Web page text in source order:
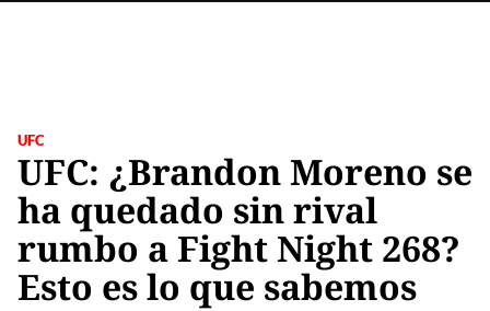
UFC
UFC: ¿Brandon Moreno se
ha quedado sin rival
rumbo a Fight Night 268?
Esto es lo que sabemos